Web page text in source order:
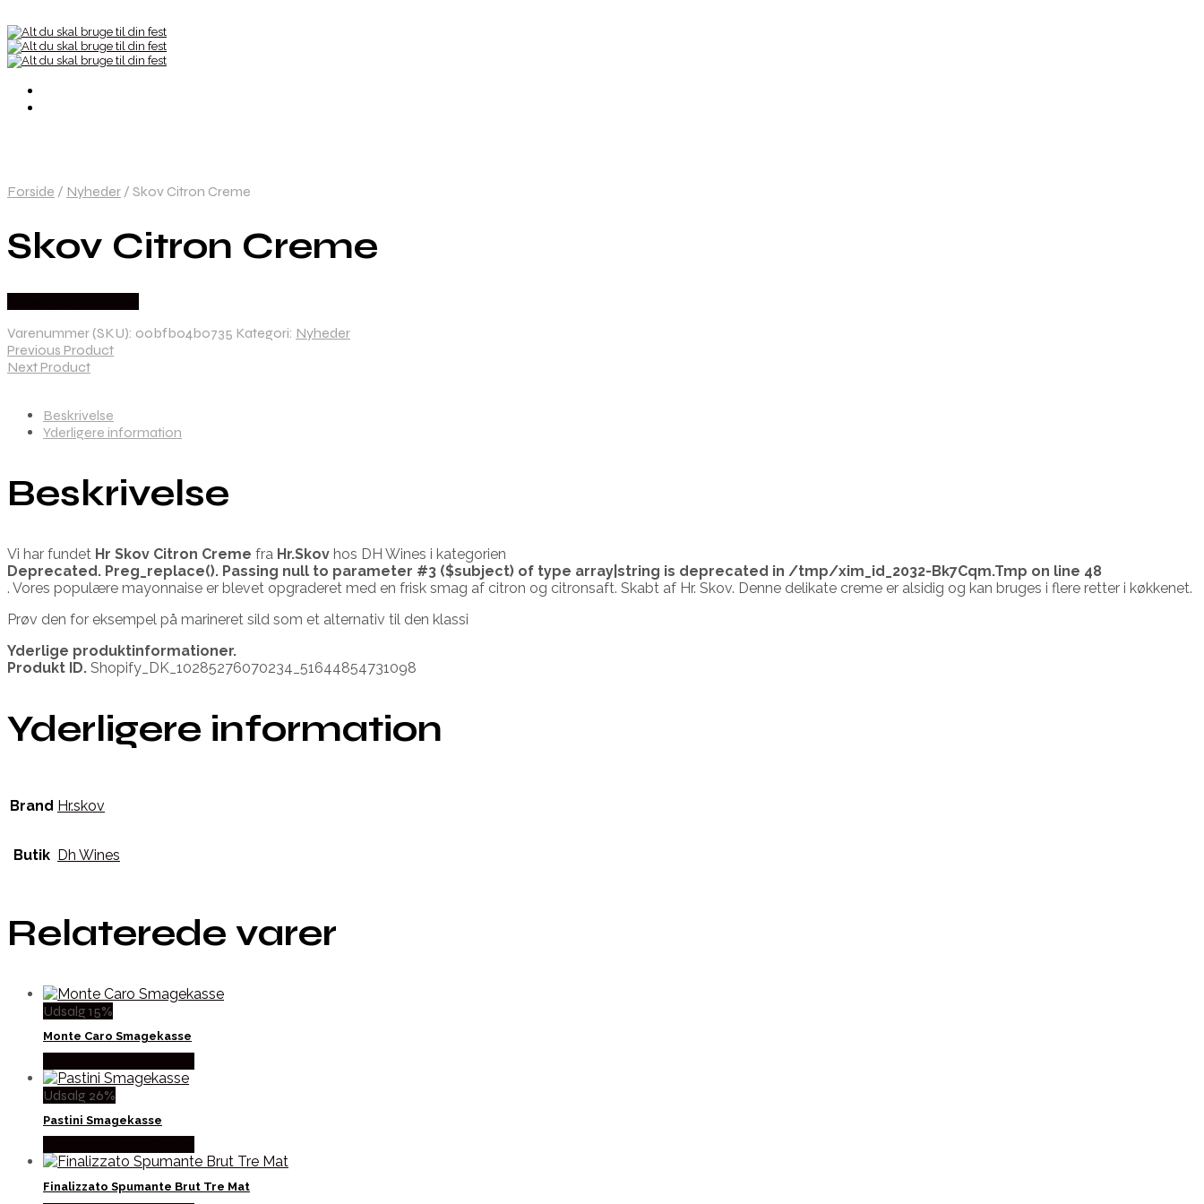
Forside / Nyheder / Skov Citron Creme
Skov Citron Creme
Varenummer (SKU): 00bfb04b0735 Kategori: Nyheder
Previous Product
Next Product
Beskrivelse
Yderligere information
Beskrivelse
Vi har fundet Hr Skov Citron Creme fra Hr.Skov hos DH Wines i kategorien
Deprecated. Preg_replace(). Passing null to parameter #3 ($subject) of type array|string is deprecated in /tmp/xim_id_2032-Bk7Cqm.Tmp on line 48
. Vores populære mayonnaise er blevet opgraderet med en frisk smag af citron og citronsaft. Skabt af Hr. Skov. Denne delikate creme er alsidig og kan bruges i flere retter i køkkenet.
Prøv den for eksempel på marineret sild som et alternativ til den klassi
Yderlige produktinformationer.
Produkt ID. Shopify_DK_10285276070234_51644854731098
Yderligere information
Brand Hr.skov
Butik Dh Wines
Relaterede varer
Udsalg 15%
Monte Caro Smagekasse
Udsalg 26%
Pastini Smagekasse
Finalizzato Spumante Brut Tre Mat